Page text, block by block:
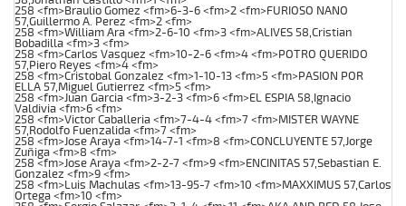
258 <fm>Braulio Gomez <fm>6-3-6 <fm>2 <fm>FURIOSO NANO
57,Guillermo A. Perez <fm>2 <fm>
258 <fm>William Ara <fm>2-6-10 <fm>3 <fm>ALIVES 58,Cristian
Bobadilla <fm>3 <fm>
258 <fm>Carlos Vasquez <fm>10-2-6 <fm>4 <fm>POTRO QUERIDO
57,Piero Reyes <fm>4 <fm>
258 <fm>Cristobal Gonzalez <fm>1-10-13 <fm>5 <fm>PASION POR
ELLA 57,Miguel Gutierrez <fm>5 <fm>
258 <fm>Juan Garcia <fm>3-2-3 <fm>6 <fm>EL ESPIA 58,Ignacio
Valdivia <fm>6 <fm>
258 <fm>Victor Caballeria <fm>7-4-4 <fm>7 <fm>MISTER WAYNE
57,Rodolfo Fuenzalida <fm>7 <fm>
258 <fm>Jose Araya <fm>14-7-1 <fm>8 <fm>CONCLUYENTE 57,Jorge
Zuñiga <fm>8 <fm>
258 <fm>Jose Araya <fm>2-2-7 <fm>9 <fm>ENCINITAS 57,Sebastian E.
Gonzalez <fm>9 <fm>
258 <fm>Luis Machulas <fm>13-95-7 <fm>10 <fm>MAXXIMUS 57,Carlos
Ortega <fm>10 <fm>